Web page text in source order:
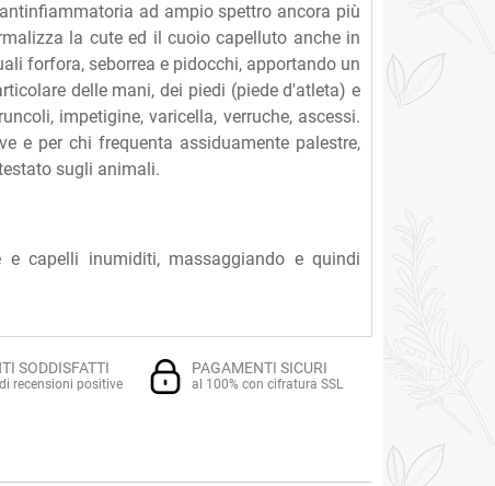
ad ampio spettro ancora più
la cute ed il cuoio capelluto anche in
forfora, seborrea e pidocchi, apportando un
delle mani, dei piedi (piede d'atleta) e
impetigine, varicella, verruche, ascessi.
e per chi frequenta assiduamente palestre,
sugli animali.
e capelli inumiditi, massaggiando e quindi
SODDISFATTI
recensioni positive
PAGAMENTI SICURI
al 100% con cifratura SSL